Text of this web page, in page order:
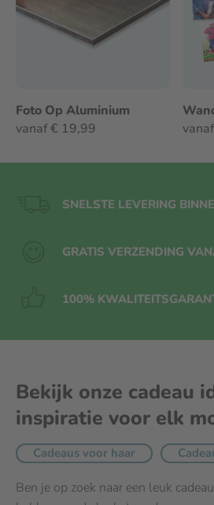
Foto Op Aluminium
vanaf € 19,99
SNELSTE LEVERING
GRATIS VERZENDING
100% KWALITEITS
Bekijk onze cadeau
inspiratie voor elk
Cadeaus voor haar
Ben je op zoek naar een leuk